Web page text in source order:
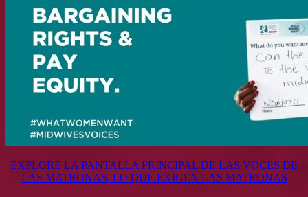
EXPLORE LA PANTALLA PRINCIPAL DE LAS VOCES DE
LAS MATRONAS, LO QUE EXIGEN LAS MATRONAS